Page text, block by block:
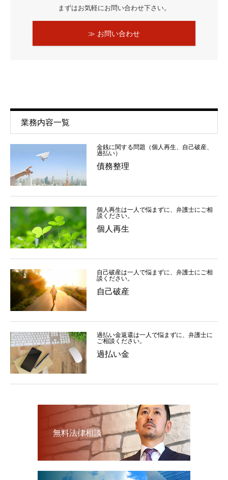
まずはお気軽にお問い合わせ下さい。
≫ お問い合わせ
業務内容一覧
金銭に関する問題（個人再生、自己破産、
過払い）
債務整理
個人再生は一人で悩まずに、弁護士にご相
談ください。
個人再生
自己破産は一人で悩まずに、弁護士にご相
談ください。
自己破産
過払い金返還は一人で悩まずに、弁護士に
ご相談ください。
過払い金
無料法律相談